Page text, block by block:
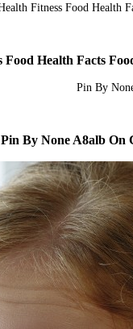
Pin By None A8alb On